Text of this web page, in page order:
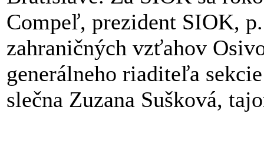
Compeľ, prezident SIOK,
zahraničných vzťahov
generálneho riaditeľa
slečna Zuzana Sušková,